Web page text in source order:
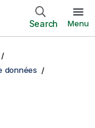
Search Menu
données